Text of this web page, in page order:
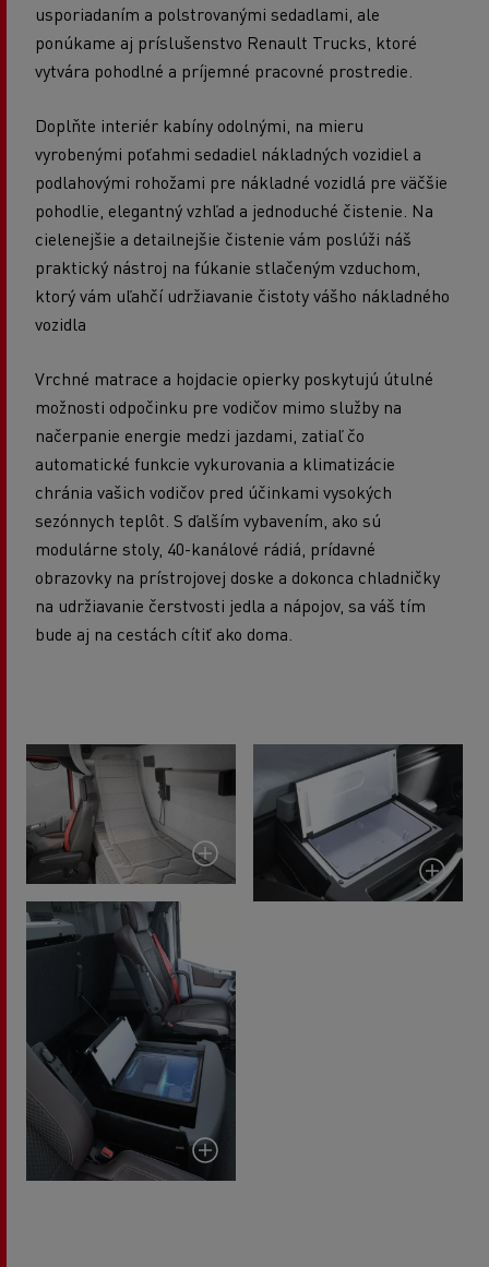
usporiadaním a polstrovanými sedadlami, ale
ponúkame aj príslušenstvo Renault Trucks, ktoré
vytvára pohodlné a príjemné pracovné prostredie.
Doplňte interiér kabíny odolnými, na mieru
vyrobenými poťahmi sedadiel nákladných vozidiel a
podlahovými rohožami pre nákladné vozidlá pre väčšie
pohodlie, elegantný vzhľad a jednoduché čistenie. Na
cielenejšie a detailnejšie čistenie vám poslúži náš
praktický nástroj na fúkanie stlačeným vzduchom,
ktorý vám uľahčí udržiavanie čistoty vášho nákladného
vozidla
Vrchné matrace a hojdacie opierky poskytujú útulné
možnosti odpočinku pre vodičov mimo služby na
načerpanie energie medzi jazdami, zatiaľ čo
automatické funkcie vykurovania a klimatizácie
chránia vašich vodičov pred účinkami vysokých
sezónnych teplôt. S ďalším vybavením, ako sú
modulárne stoly, 40-kanálové rádiá, prídavné
obrazovky na prístrojovej doske a dokonca chladničky
na udržiavanie čerstvosti jedla a nápojov, sa váš tím
bude aj na cestách cítiť ako doma.